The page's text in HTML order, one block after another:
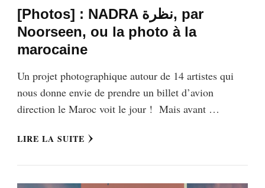
[Photos] : NADRA نظرة, par
Noorseen, ou la photo à la
marocaine
Un projet photographique autour de 14 artistes qui
nous donne envie de prendre un billet d’avion
direction le Maroc voit le jour ! Mais avant …
LIRE LA SUITE